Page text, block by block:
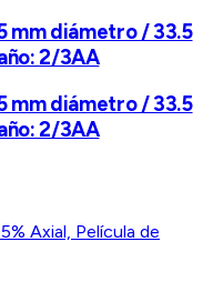
mm diámetro / 33.5
2/3AA
mm diámetro / 33.5
2/3AA